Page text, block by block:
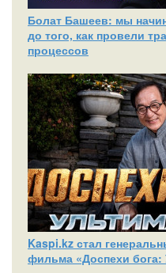
Болат Башеев: мы
до того, как провели
процессов
Kaspi.kz стал
фильма «Доспехи